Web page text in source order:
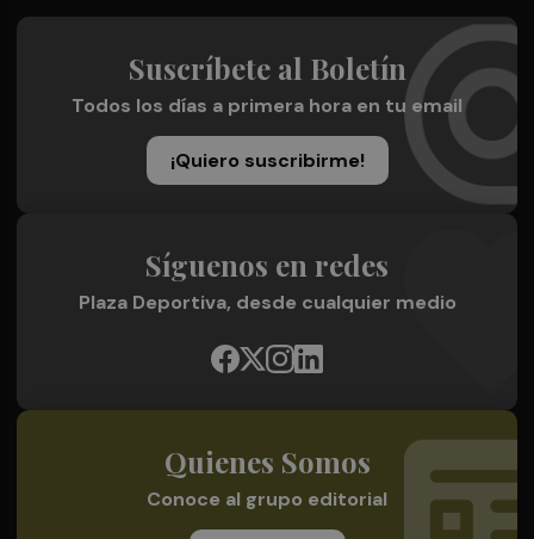
Suscríbete al Boletín
Todos los días a primera hora en tu email
¡Quiero suscribirme!
Síguenos en redes
Plaza Deportiva, desde cualquier medio
Quienes Somos
Conoce al grupo editorial